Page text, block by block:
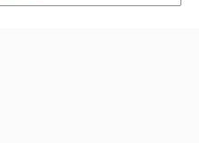
08.08.2026